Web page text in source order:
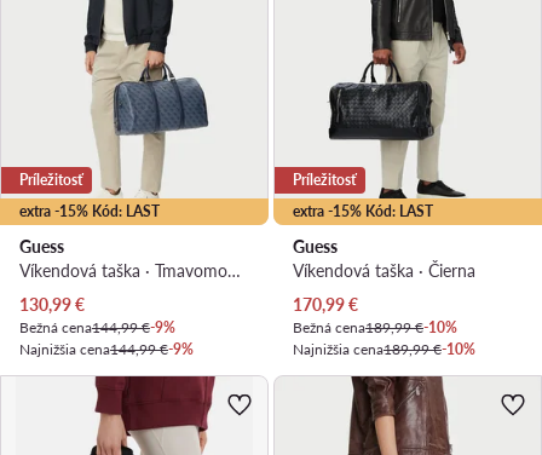
extra -15% Kód: LAST
Príležitosť
Guess
Víkendová taška · Tmavomodrá
Aktuálna cena
130,99€
Bežná cena144,99 €-9%
Najnižšia cena144,99 €-9%
extra -15% Kód: LAST
Príležitosť
Guess
Víkendová taška · Čierna
Aktuálna cena
170,99€
Bežná cena189,99 €-10%
Najnižšia cena189,99 €-10%